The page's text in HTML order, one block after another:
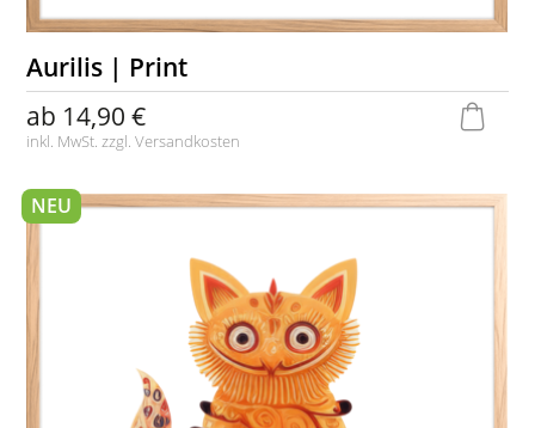
Aurilis | Print
ab 14,90 €
inkl. MwSt. zzgl.Versandkosten
NEU